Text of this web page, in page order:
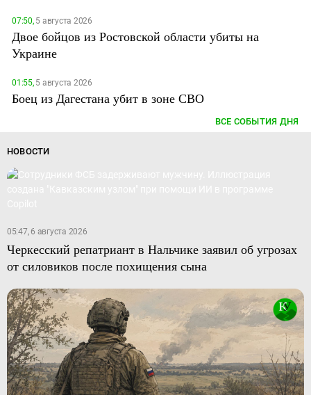
07:50,5 августа 2026
Двое бойцов из Ростовской области убиты на
Украине
01:55,5 августа 2026
Боец из Дагестана убит в зоне СВО
ВСЕ СОБЫТИЯ ДНЯ
НОВОСТИ
05:47, 6 августа 2026
Черкесский репатриант в Нальчике заявил об угрозах
от силовиков после похищения сына